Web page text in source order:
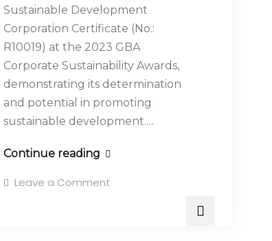
Sustainable Development
Corporation Certificate (No.:
R10019) at the 2023 GBA
Corporate Sustainability Awards,
demonstrating its determination
and potential in promoting
sustainable development.…
Continue reading
Leave a Comment